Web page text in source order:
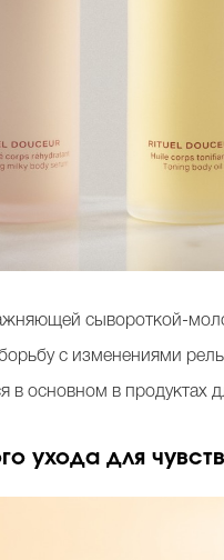
сывороткой-
с изменениями
в основном в продуктах
ухода для